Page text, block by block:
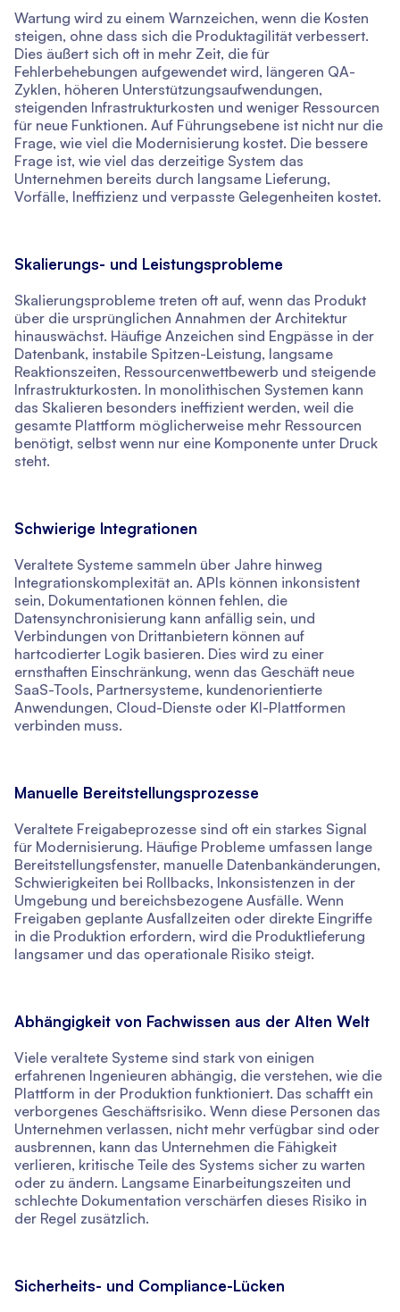
Wartung wird zu einem Warnzeichen, wenn die Kosten
steigen, ohne dass sich die Produktagilität verbessert.
Dies äußert sich oft in mehr Zeit, die für
Fehlerbehebungen aufgewendet wird, längeren QA-
Zyklen, höheren Unterstützungsaufwendungen,
steigenden Infrastrukturkosten und weniger Ressourcen
für neue Funktionen. Auf Führungsebene ist nicht nur die
Frage, wie viel die Modernisierung kostet. Die bessere
Frage ist, wie viel das derzeitige System das
Unternehmen bereits durch langsame Lieferung,
Vorfälle, Ineffizienz und verpasste Gelegenheiten kostet.
Skalierungs- und Leistungsprobleme
Skalierungsprobleme treten oft auf, wenn das Produkt
über die ursprünglichen Annahmen der Architektur
hinauswächst. Häufige Anzeichen sind Engpässe in der
Datenbank, instabile Spitzen-Leistung, langsame
Reaktionszeiten, Ressourcenwettbewerb und steigende
Infrastrukturkosten. In monolithischen Systemen kann
das Skalieren besonders ineffizient werden, weil die
gesamte Plattform möglicherweise mehr Ressourcen
benötigt, selbst wenn nur eine Komponente unter Druck
steht.
Schwierige Integrationen
Veraltete Systeme sammeln über Jahre hinweg
Integrationskomplexität an. APIs können inkonsistent
sein, Dokumentationen können fehlen, die
Datensynchronisierung kann anfällig sein, und
Verbindungen von Drittanbietern können auf
hartcodierter Logik basieren. Dies wird zu einer
ernsthaften Einschränkung, wenn das Geschäft neue
SaaS-Tools, Partnersysteme, kundenorientierte
Anwendungen, Cloud-Dienste oder KI-Plattformen
verbinden muss.
Manuelle Bereitstellungsprozesse
Veraltete Freigabeprozesse sind oft ein starkes Signal
für Modernisierung. Häufige Probleme umfassen lange
Bereitstellungsfenster, manuelle Datenbankänderungen,
Schwierigkeiten bei Rollbacks, Inkonsistenzen in der
Umgebung und bereichsbezogene Ausfälle. Wenn
Freigaben geplante Ausfallzeiten oder direkte Eingriffe
in die Produktion erfordern, wird die Produktlieferung
langsamer und das operationale Risiko steigt.
Abhängigkeit von Fachwissen aus der Alten Welt
Viele veraltete Systeme sind stark von einigen
erfahrenen Ingenieuren abhängig, die verstehen, wie die
Plattform in der Produktion funktioniert. Das schafft ein
verborgenes Geschäftsrisiko. Wenn diese Personen das
Unternehmen verlassen, nicht mehr verfügbar sind oder
ausbrennen, kann das Unternehmen die Fähigkeit
verlieren, kritische Teile des Systems sicher zu warten
oder zu ändern. Langsame Einarbeitungszeiten und
schlechte Dokumentation verschärfen dieses Risiko in
der Regel zusätzlich.
Sicherheits- und Compliance-Lücken